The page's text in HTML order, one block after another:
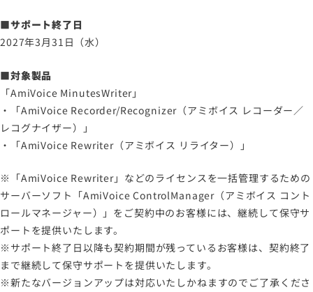
労働者派遣事業に関わる情報
■サポート終了日
2027年3月31日（水）
■対象製品
「AmiVoice MinutesWriter」
・「AmiVoice Recorder/Recognizer（アミボイス レコーダー／
レコグナイザー）」
・「AmiVoice Rewriter（アミボイス リライター）」
※「AmiVoice Rewriter」などのライセンスを一括管理するための
サーバーソフト「AmiVoice ControlManager（アミボイス コント
ロールマネージャー）」をご契約中のお客様には、継続して保守サ
ポートを提供いたします。
※サポート終了日以降も契約期間が残っているお客様は、契約終了
まで継続して保守サポートを提供いたします。
※新たなバージョンアップは対応いたしかねますのでご了承くださ